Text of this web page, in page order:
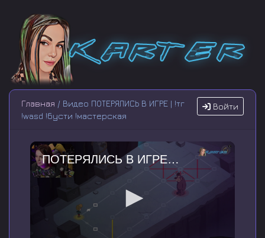
Войти
Главная / Видео ПОТЕРЯЛИСЬ В ИГРЕ | !тг
!wasd !бусти !мастерская
ПОТЕРЯЛИСЬ В ИГРЕ | !тг !wasd !бусти !мастерская